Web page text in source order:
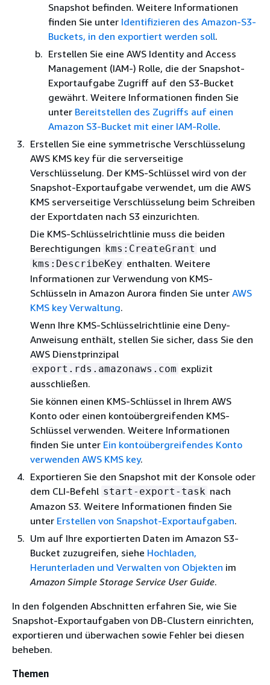
Snapshot befinden. Weitere Informationen
finden Sie unter Identifizieren des Amazon-S3-
Buckets, in den exportiert werden soll.
Erstellen Sie eine AWS Identity and Access
Management (IAM-) Rolle, die der Snapshot-
Exportaufgabe Zugriff auf den S3-Bucket
gewährt. Weitere Informationen finden Sie
unter Bereitstellen des Zugriffs auf einen
Amazon S3-Bucket mit einer IAM-Rolle.
Erstellen Sie eine symmetrische Verschlüsselung
AWS KMS key für die serverseitige
Verschlüsselung. Der KMS-Schlüssel wird von der
Snapshot-Exportaufgabe verwendet, um die AWS
KMS serverseitige Verschlüsselung beim Schreiben
der Exportdaten nach S3 einzurichten.
Die KMS-Schlüsselrichtlinie muss die beiden
Berechtigungen kms:CreateGrant und
kms:DescribeKey enthalten. Weitere
Informationen zur Verwendung von KMS-
Schlüsseln in Amazon Aurora finden Sie unter AWS
KMS key Verwaltung.
Wenn Ihre KMS-Schlüsselrichtlinie eine Deny-
Anweisung enthält, stellen Sie sicher, dass Sie den
AWS Dienstprinzipal
export.rds.amazonaws.com explizit
ausschließen.
Sie können einen KMS-Schlüssel in Ihrem AWS
Konto oder einen kontoübergreifenden KMS-
Schlüssel verwenden. Weitere Informationen
finden Sie unter Ein kontoübergreifendes Konto
verwenden AWS KMS key.
Exportieren Sie den Snapshot mit der Konsole oder
dem CLI-Befehl start-export-task nach
Amazon S3. Weitere Informationen finden Sie
unter Erstellen von Snapshot-Exportaufgaben.
Um auf Ihre exportierten Daten im Amazon S3-
Bucket zuzugreifen, siehe Hochladen,
Herunterladen und Verwalten von Objekten im
Amazon Simple Storage Service User Guide.
In den folgenden Abschnitten erfahren Sie, wie Sie
Snapshot-Exportaufgaben von DB-Clustern einrichten,
exportieren und überwachen sowie Fehler bei diesen
beheben.
Themen